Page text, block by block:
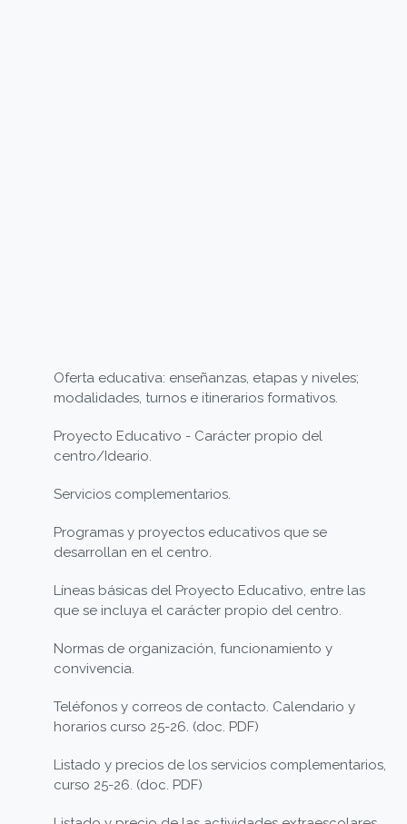
Oferta educativa: enseñanzas, etapas y niveles;
modalidades, turnos e itinerarios formativos.
Proyecto Educativo - Carácter propio del
centro/Ideario.
Servicios complementarios.
Programas y proyectos educativos que se
desarrollan en el centro.
Líneas básicas del Proyecto Educativo, entre las
que se incluya el carácter propio del centro.
Normas de organización, funcionamiento y
convivencia.
Teléfonos y correos de contacto. Calendario y
horarios curso 25-26. (doc. PDF)
Listado y precios de los servicios complementarios,
curso 25-26. (doc. PDF)